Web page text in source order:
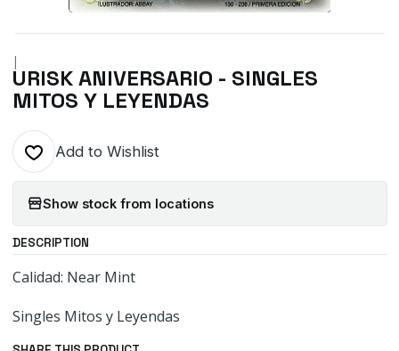
|
URISK ANIVERSARIO - SINGLES
MITOS Y LEYENDAS
Add to Wishlist
Show stock from locations
DESCRIPTION
Calidad: Near Mint
Singles Mitos y Leyendas